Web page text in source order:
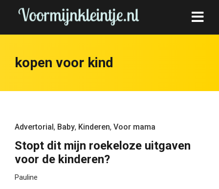
kopen voor kind
Advertorial, Baby, Kinderen, Voor mama
Stopt dit mijn roekeloze uitgaven
voor de kinderen?
Pauline